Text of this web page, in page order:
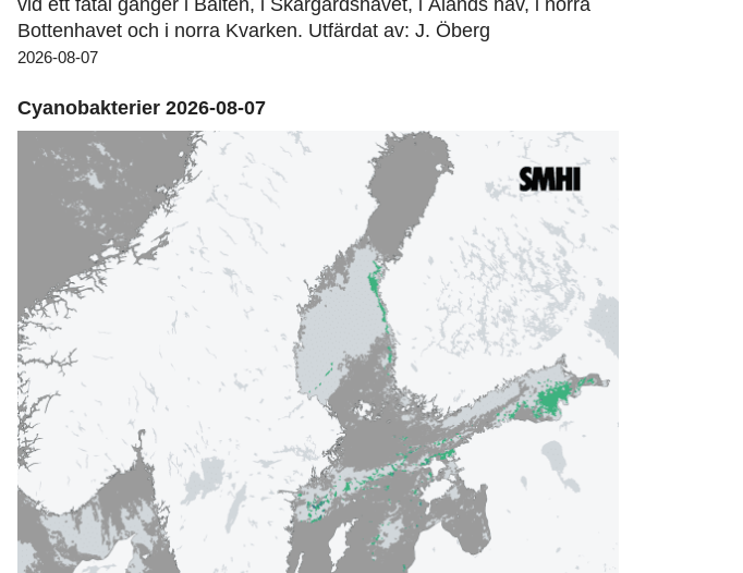
Bottenhavet och i norra Kvarken. Utfärdat av: J. Öberg
2026-08-07
Cyanobakterier 2026-08-07